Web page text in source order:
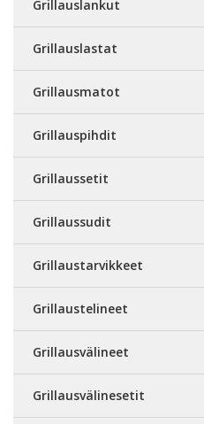
Grillauslankut
Grillauslastat
Grillausmatot
Grillauspihdit
Grillaussetit
Grillaussudit
Grillaustarvikkeet
Grillaustelineet
Grillausvälineet
Grillausvälinesetit